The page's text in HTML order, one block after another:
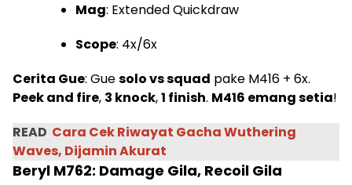
Mag: Extended Quickdraw
Scope: 4x/6x
Cerita Gue: Guesolo vs squad pake M416 + 6x.
Peek and fire, 3 knock,1 finish. M416 emang setia!
READ Cara Cek Riwayat Gacha Wuthering
Waves, Dijamin Akurat
Beryl M762: Damage Gila, Recoil Gila